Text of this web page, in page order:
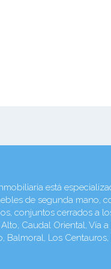
está
de segunda mano,
conjuntos cerrados a
Caudal Oriental, Vía
Balmoral, Los